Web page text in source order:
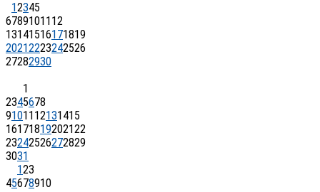
12345
67891011 12
13141516171819
20212223242526
27282930
1
2345678
91011 12131415
16171819202122
23242526272829
3031
123
45678910